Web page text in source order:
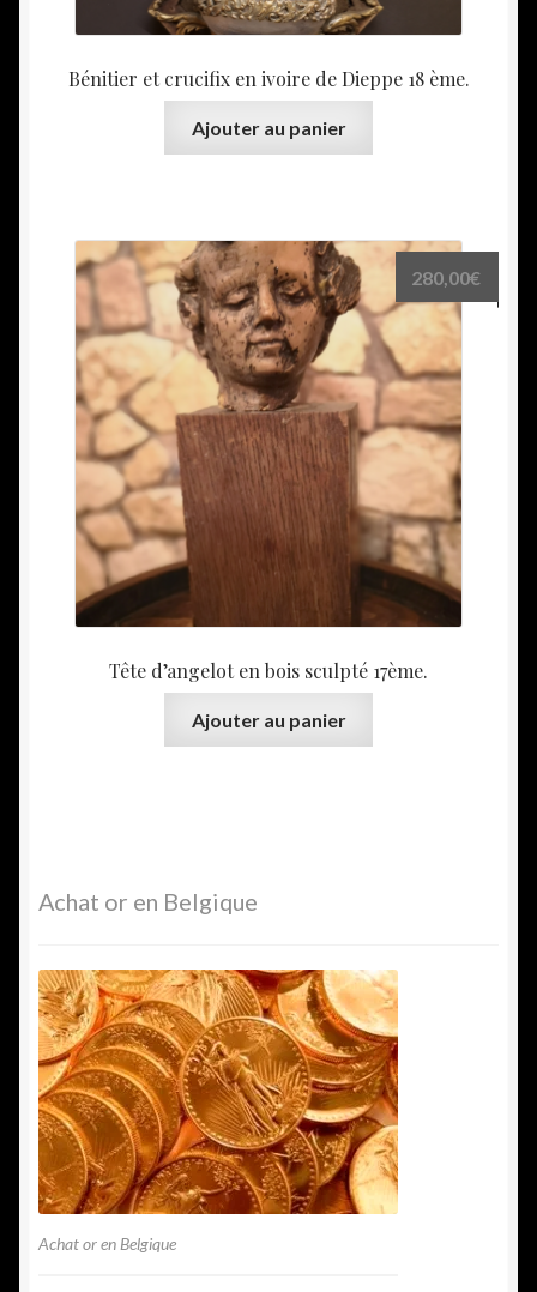
Bénitier et crucifix en ivoire de Dieppe 18 ème.
Ajouter au panier
Tête d’angelot en bois sculpté 17ème.
280,00€
Ajouter au panier
Achat or en Belgique
Achat or en Belgique